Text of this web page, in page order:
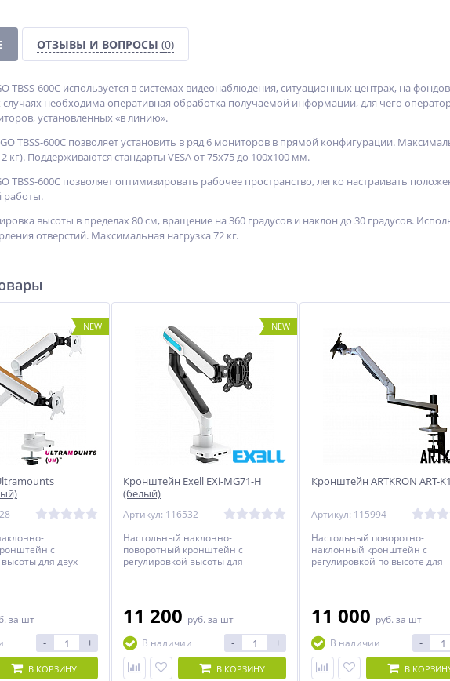
ОТЗЫВЫ И ВОПРОСЫ (0)
TBSS-600C используется в системах видеонаблюдения, ситуационных центрах, на
необходима оперативная обработка получаемой информации, для чего
установленных «в линию».
TBSS-600C позволяет установить в ряд 6 мониторов в прямой конфигурации.
кг). Поддерживаются стандарты VESA от 75х75 до 100х100 мм.
TBSS-600C позволяет оптимизировать рабочее пространство, легко настраивать
работы.
высоты в пределах 80 см, вращение на 360 градусов и наклон до 30 градусов.
отверстий. Максимальная нагрузка 72 кг.
NEW
с
для двух
за шт
- +
В КОРЗИНУ
NEW
Кронштейн Exell EXi-MG71-H
(белый)
Артикул: 116532
Настольный наклонно-
поворотный кронштейн с
регулировкой высоты для
11 200 руб. за шт
В наличии
- +
В КОРЗИНУ
Кронштейн ARTKRON ART-K1
Артикул: 115994
Настольный поворотно-
наклонный кронштейн c
регулировкой по высоте для
11 000 руб. за шт
В наличии
-
В